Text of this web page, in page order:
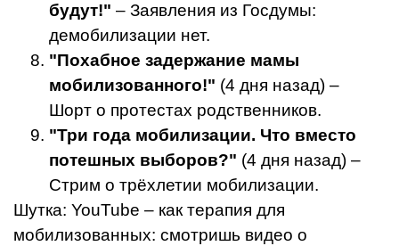
будут!" – Заявления из Госдумы:
демобилизации нет.
"Похабное задержание мамы
мобилизованного!" (4 дня назад) –
Шорт о протестах родственников.
"Три года мобилизации. Что вместо
потешных выборов?" (4 дня назад) –
Стрим о трёхлетии мобилизации.
Шутка: YouTube – как терапия для
мобилизованных: смотришь видео о